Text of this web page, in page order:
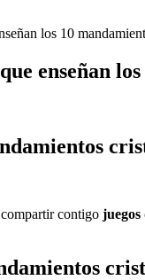
los 10
enseñan
contigo juegos